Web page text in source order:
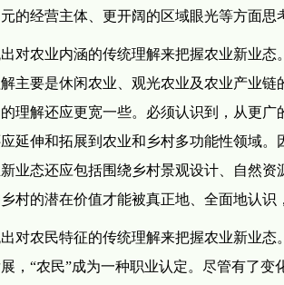
的经营主体、更开阔的区域眼光等方面思
对农业内涵的传统理解来把握农业新业态
主要是休闲农业、观光农业及农业产业
理解还应更宽一些。必须认识到，从更
延伸和拓展到农业和乡村多功能性领域
业态还应包括围绕乡村景观设计、自然
村的潜在价值才能被真正地、全面地认识
对农民特征的传统理解来把握农业新业态
，“农民”成为一种职业认定。尽管有了